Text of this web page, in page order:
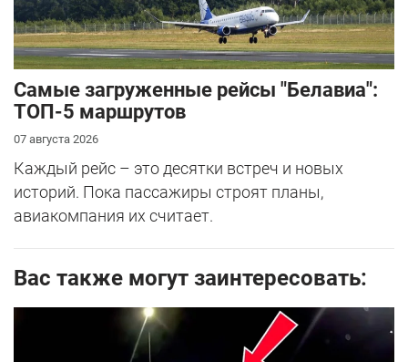
Самые загруженные рейсы "Белавиа":
ТОП-5 маршрутов
07 августа 2026
Каждый рейс – это десятки встреч и новых
историй. Пока пассажиры строят планы,
авиакомпания их считает.
Вас также могут заинтересовать: